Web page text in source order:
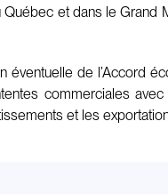
Québec et dans le
éventuelle de l’Accord
commerciales
et les